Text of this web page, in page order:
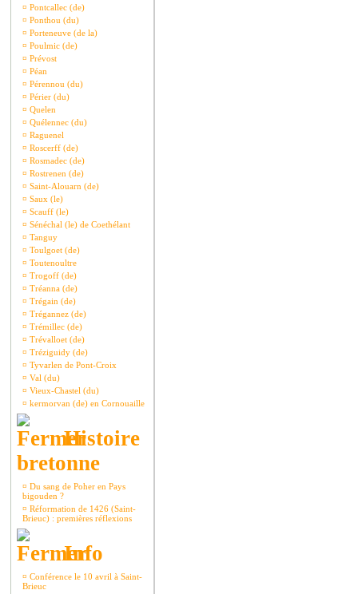
¤ Pontcallec (de)
¤ Ponthou (du)
¤ Porteneuve (de la)
¤ Poulmic (de)
¤ Prévost
¤ Péan
¤ Pérennou (du)
¤ Périer (du)
¤ Quelen
¤ Quélennec (du)
¤ Raguenel
¤ Roscerff (de)
¤ Rosmadec (de)
¤ Rostrenen (de)
¤ Saint-Alouarn (de)
¤ Saux (le)
¤ Scauff (le)
¤ Sénéchal (le) de Coethélant
¤ Tanguy
¤ Toulgoet (de)
¤ Toutenoultre
¤ Trogoff (de)
¤ Tréanna (de)
¤ Trégain (de)
¤ Trégannez (de)
¤ Trémillec (de)
¤ Trévalloet (de)
¤ Tréziguidy (de)
¤ Tyvarlen de Pont-Croix
¤ Val (du)
¤ Vieux-Chastel (du)
¤ kermorvan (de) en Cornouaille
Histoire
bretonne
¤ Du sang de Poher en Pays
bigouden ?
¤ Réformation de 1426 (Saint-
Brieuc) : premières réflexions
Info
¤ Conférence le 10 avril à Saint-
Brieuc